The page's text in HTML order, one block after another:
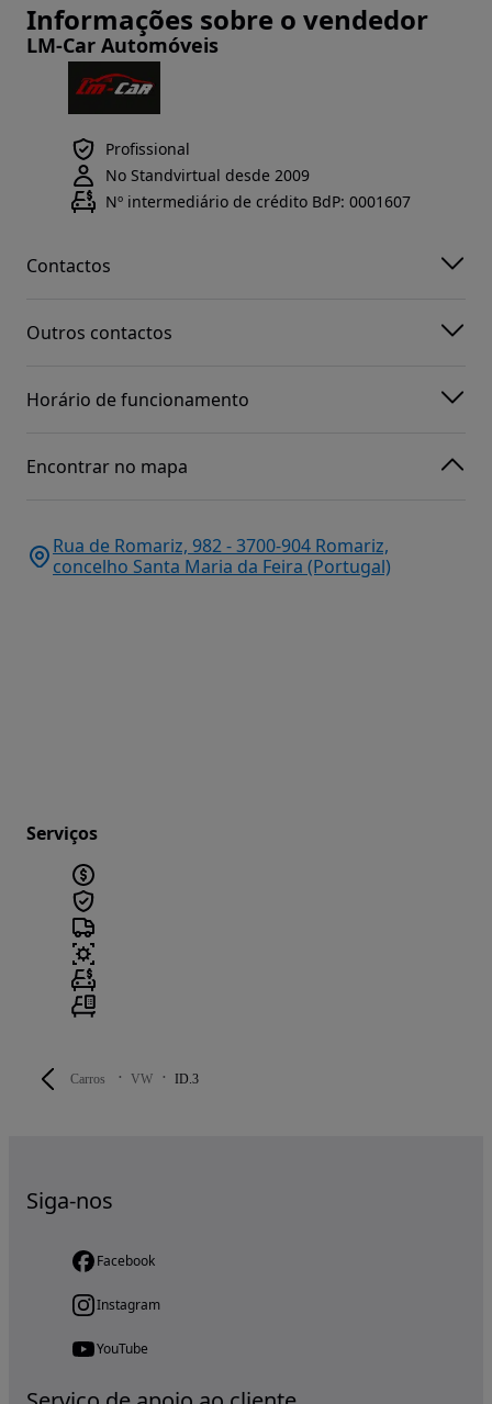
Carros VW ID.3
Informações sobre o vendedor
LM-Car Automóveis
Profissional
No Standvirtual desde 2009
Nº intermediário de crédito BdP: 0001607
Contactos
Outros contactos
Horário de funcionamento
Encontrar no mapa
Rua de Romariz, 982 - 3700-904 Romariz,
concelho Santa Maria da Feira (Portugal)
Serviços
Siga-nos
Facebook
Instagram
YouTube